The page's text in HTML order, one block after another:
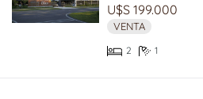
U$S 199.000
VENTA
2 1